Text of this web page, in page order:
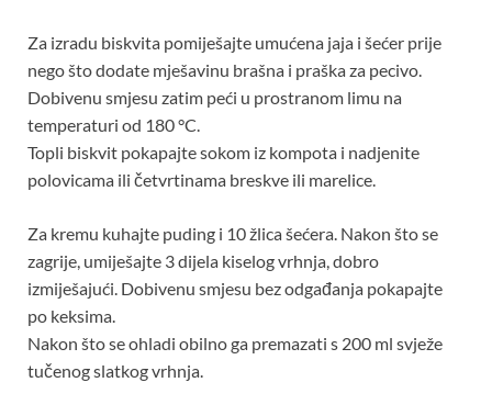
Za izradu biskvita pomiješajte umućena jaja i šećer prije
nego što dodate mješavinu brašna i praška za pecivo.
Dobivenu smjesu zatim peći u prostranom limu na
temperaturi od 180 °C.
Topli biskvit pokapajte sokom iz kompota i nadjenite
polovicama ili četvrtinama breskve ili marelice.
Za kremu kuhajte puding i 10 žlica šećera. Nakon što se
zagrije, umiješajte 3 dijela kiselog vrhnja, dobro
izmiješajući. Dobivenu smjesu bez odgađanja pokapajte
po keksima.
Nakon što se ohladi obilno ga premazati s 200 ml svježe
tučenog slatkog vrhnja.